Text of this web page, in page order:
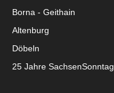
Borna - Geithain
Altenburg
Döbeln
25 Jahre SachsenSonntag